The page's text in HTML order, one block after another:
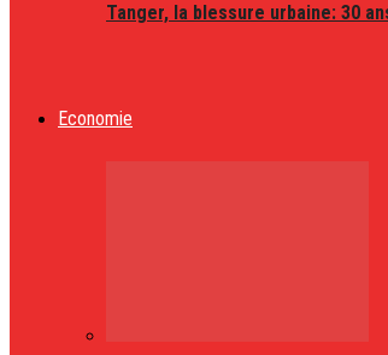
Tanger, la blessure urbaine: 30
Economie